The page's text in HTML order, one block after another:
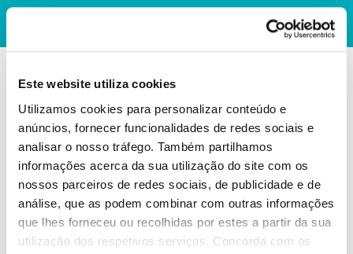
Este website utiliza cookies
Utilizamos cookies para personalizar conteúdo e
anúncios, fornecer funcionalidades de redes sociais e
analisar o nosso tráfego. Também partilhamos
informações acerca da sua utilização do site com os
nossos parceiros de redes sociais, de publicidade e de
análise, que as podem combinar com outras informações
que lhes forneceu ou recolhidas por estes a partir da sua
utilização dos respetivos serviços. Concorda com os